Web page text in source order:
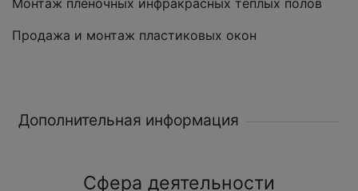
Монтаж пленочных инфракрасных теплых полов
Продажа и монтаж пластиковых окон
Дополнительная информация
Сфера деятельности